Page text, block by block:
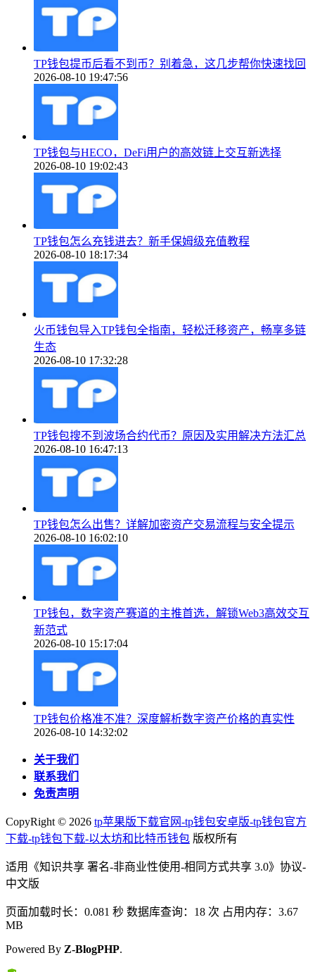
TP钱包提币后看不到币？别着急，这几步帮你快速找回
2026-08-10 19:47:56
TP钱包与HECO，DeFi用户的高效链上交互新选择
2026-08-10 19:02:43
TP钱包怎么充钱进去？新手保姆级充值教程
2026-08-10 18:17:34
火币钱包导入TP钱包全指南，轻松迁移资产，畅享多链
生态
2026-08-10 17:32:28
TP钱包搜不到波场合约代币？原因及实用解决方法汇总
2026-08-10 16:47:13
TP钱包怎么出售？详解加密资产交易流程与安全提示
2026-08-10 16:02:10
TP钱包，数字资产赛道的主推首选，解锁Web3高效交互
新范式
2026-08-10 15:17:04
TP钱包价格准不准？深度解析数字资产价格的真实性
2026-08-10 14:32:02
关于我们
联系我们
免责声明
CopyRight © 2026 tp苹果版下载官网-tp钱包安卓版-tp钱包官方
下载-tp钱包下载-以太坊和比特币钱包 版权所有
适用《知识共享 署名-非商业性使用-相同方式共享 3.0》协议-
中文版
页面加载时长：0.081 秒 数据库查询：18 次 占用内存：3.67
MB
Powered By Z-BlogPHP.